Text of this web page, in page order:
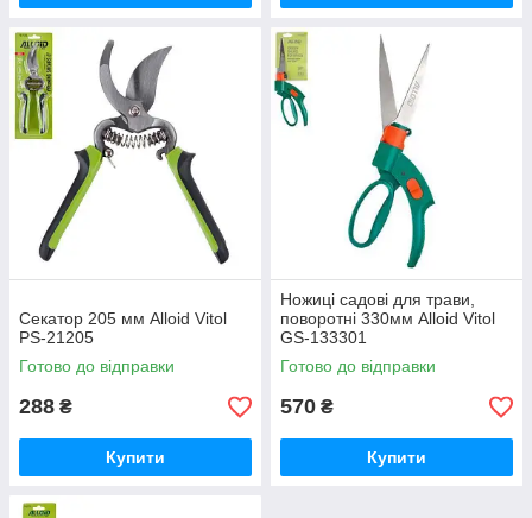
Секатор 205 мм Alloid Vitol
PS-21205
Готово до відправки
288 ₴
Купити
Ножиці садові для трави,
поворотні 330мм Alloid Vitol
GS-133301
Готово до відправки
570 ₴
Купити